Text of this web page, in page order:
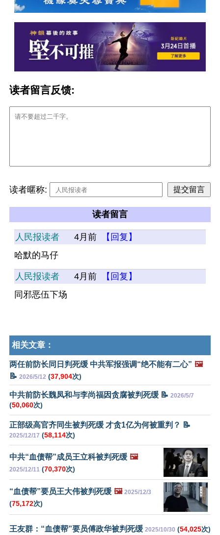
读者留言反馈:
读者暱称:
读者留言
人民报读者 4月前
【回复】
哈默的马仔
人民报读者 4月前
【回复】
同邪恶伍下场
相关文章：
两任前防长同日判死缓 中共军报强调“绝不能有二心” 🖼️
📝 2026/5/12 (37,904次)
中共前防长魏凤和与李尚福因贪腐被判死缓 📝 2026/5/7
(50,060次)
正部级高官齐同生被判死缓 才贪1亿为何被重判？ 📝
2025/12/17 (58,114次)
中共“血债帮”成员王立科被判死缓 🖼️
2025/12/11 (70,370次)
“血债帮”要员王大伟被判死缓 🖼️ 2025/12/3
(75,172次)
王友群：“血债帮”要员傅政华被判死缓 2025/10/30 (54,025次)